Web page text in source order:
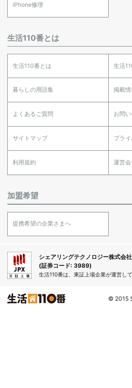
iPhone修理
生活110番とは
生活110番とは 生活
暮らしの用語集 掲載
よくあるご質問 お問
サイトマップ プラ
利用規約 運営会
加盟希望
提携希望の企業さまへ
シェアリングテクノロジー株式会社
(証券コード: 3989)
生活110番は、東証上場企業が運営して
© 2015